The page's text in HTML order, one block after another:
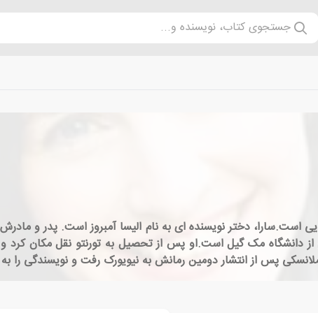
جستجوی کتاب، نویسنده و...
ژانویه ی 1977، نویسنده ی کانادایی است.سارا، دختر نویسنده ای به نام الیسا
دانشگاه مک گیل است.او پس از تحصیل به تورنتو نقل مکان کرد
پس از انتشار دومین رمانش به نیویورک رفت و نویسندگی را